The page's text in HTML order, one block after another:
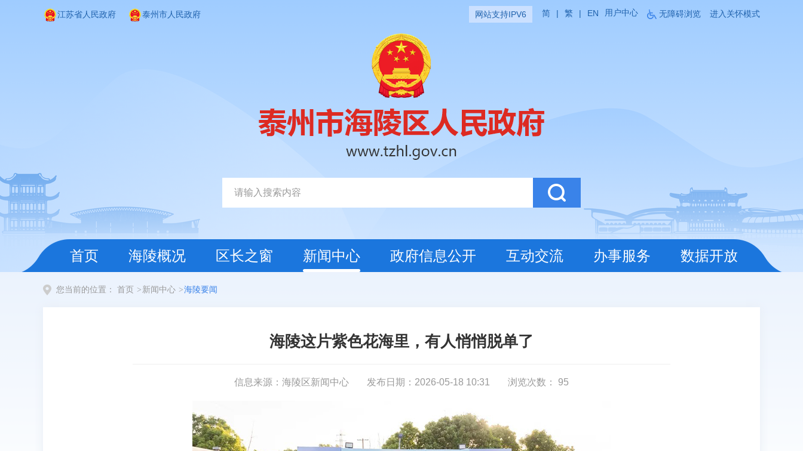
江苏省人民政府 泰州市人民政府 网站支持IPV6 简 | 繁 | EN 用户中心 无障碍浏览 进入关怀模式
首页 海陵概况 区长之窗 新闻中心 政府信息公开 互动交流 办事服务 数据开放
您当前的位置： 首页 > 新闻中心 >海陵要闻
海陵这片紫色花海里，有人悄悄脱单了
信息来源：海陵区新闻中心 发布日期：2026-05-18 10:31 浏览次数： 95